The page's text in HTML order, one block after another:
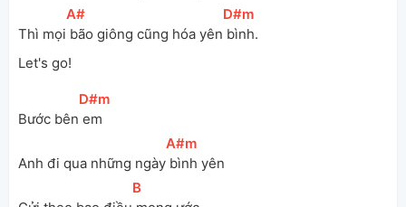
Thì mọi
[
A#
bão giông cũng hóa yên
[D#m
bình.
Let's go!
Bước bên
[D#m
em
Anh đi qua những ngày
[
A#m
bình yên
[B